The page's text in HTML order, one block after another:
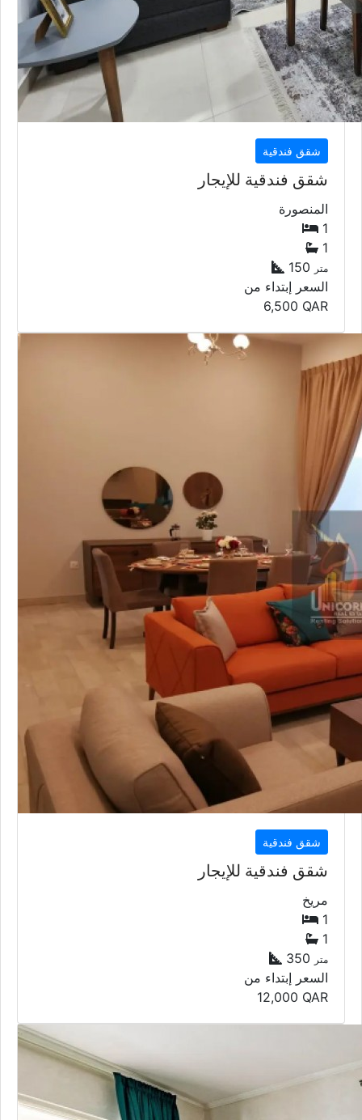
شقق فندقية
شقق فندقية للإيجار
المنصورة
1
1
150 متر
السعر إبتداء من
6,500 QAR
شقق فندقية
شقق فندقية للإيجار
مريخ
1
1
350 متر
السعر إبتداء من
12,000 QAR